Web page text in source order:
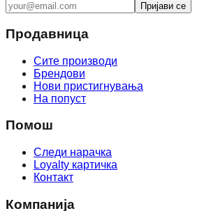
Пријави се
Продавница
Сите производи
Брендови
Нови пристигнувања
На попуст
Помош
Следи нарачка
Loyalty картичка
Контакт
Компанија